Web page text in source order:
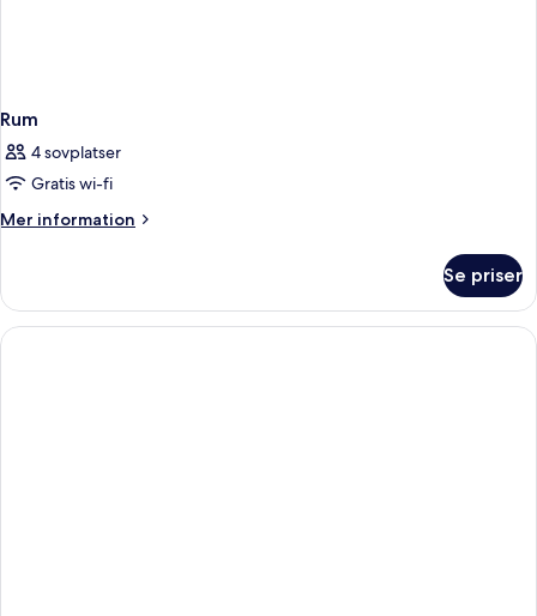
Rum
4 sovplatser
Gratis wi-fi
Mer information
Mer
Se priser